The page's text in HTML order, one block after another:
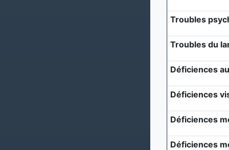
Troubles
Troubles du
Déficiences
Déficiences
Déficiences
Déficiences